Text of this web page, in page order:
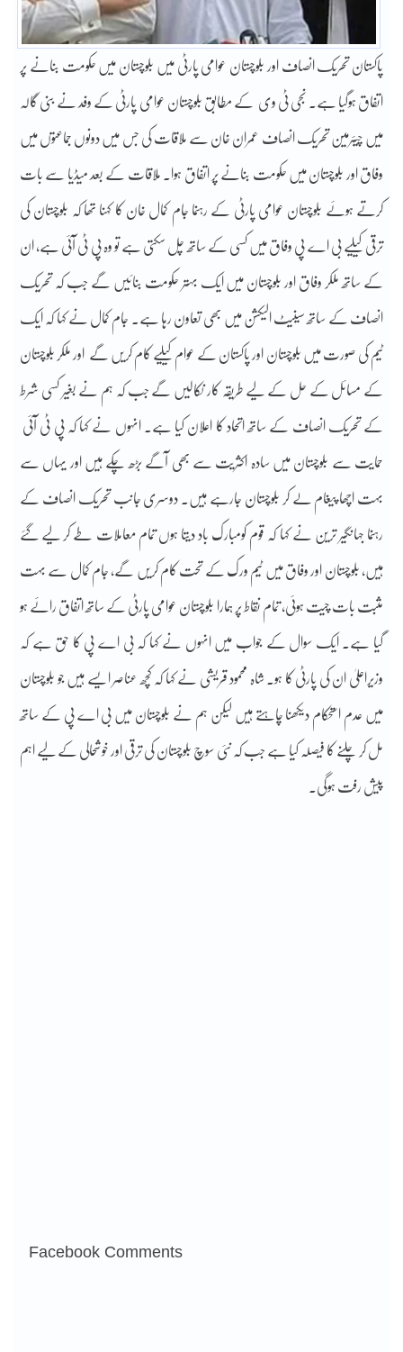
پاکستان تحریک انصاف اور بلوچستان عوامی پارٹی میں بلوچستان میں حکومت بنانے پر
اتفاق ہوگیا ہے۔ نجی ٹی وی کے مطابق بلوچستان عوامی پارٹی کے وفد نے بنی گالہ
میں چیئرمین تحریک انصاف عمران خان سے ملاقات کی جس میں دونوں جماعتوں میں
وفاق اور بلوچستان میں حکومت بنانے پر اتفاق ہوا۔ ملاقات کے بعد میڈیا سے بات
کرتے ہوئے بلوچستان عوامی پارٹی کے رہنما جام کمال خان کا کہنا تھا کہ بلوچستان کی
ترقی کیلیے بی اے پی وفاق میں کسی کے ساتھ چل سکتی ہے تو وہ پی ٹی آئی ہے، ان
کے ساتھ ملکر وفاق اور بلوچستان میں ایک بہتر حکومت بنائیں گے جب کہ تحریک
انصاف کے ساتھ سینیٹ الیکشن میں بھی تعاون رہا ہے۔ جام کمال نے کہا کہ ایک
ٹیم کی صورت میں بلوچستان اور پاکستان کے عوام کیلیے کام کریں گے اور ملکر بلوچستان
کے مسائل کے حل کے لیے طریقہ کار نکالیں گے جب کہ ہم نے بغیر کسی شرط
کے تحریک انصاف کے ساتھ اتحاد کا اعلان کیا ہے۔ انہوں نے کہا کہ پی ٹی آئی
حمایت سے بلوچستان میں سادہ اکثریت سے بھی آگے بڑھ چکے ہیں اور یہاں سے
بہت اچھا پیغام لے کر بلوچستان جارہے ہیں۔ دوسری جانب تحریک انصاف کے
رہنما جہانگیر ترین نے کہا کہ قوم کومبارک باد دیتا ہوں تمام معاملات طے کر لیے گئے
ہیں، بلوچستان اور وفاق میں ٹیم ورک کے تحت کام کریں گے، جام کمال سے بہت
مثبت بات چیت ہوئی، تمام نقاط پر ہمارا بلوچستان عوامی پارٹی کے ساتھ اتفاق رائے ہو
گیا ہے۔ ایک سوال کے جواب میں انہوں نے کہا کہ بی اے پی کا حق ہے کہ
وزیراعلیٰ ان کی پارٹی کا ہو۔ شاہ محمود قریشی نے کہا کہ کچھ عناصر ایسے ہیں جو بلوچستان
میں عدم استحکام دیکھنا چاہتے ہیں لیکن ہم نے بلوچستان میں بی اے پی کے ساتھ
مل کر چلنے کا فیصلہ کیا ہے جب کہ نئی سوچ بلوچستان کی ترقی اور خوشحالی کے لیے اہم
پیش رفت ہوگی۔
Facebook Comments